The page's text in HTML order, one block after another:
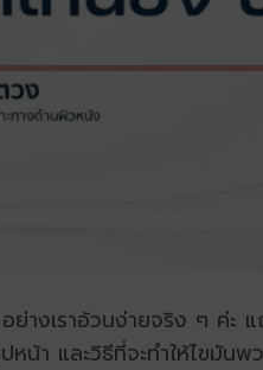
ย่างเราอ้วนง่ายจริง ๆ ค่ะ
น้า และวิธีที่จะทำให้ไขมันพ